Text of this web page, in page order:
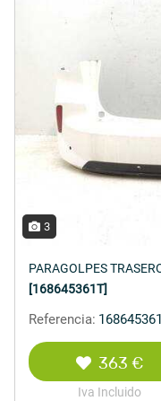
3
PARAGOLPES
[168645361T]
Referencia:
363 €
Iva Incluido